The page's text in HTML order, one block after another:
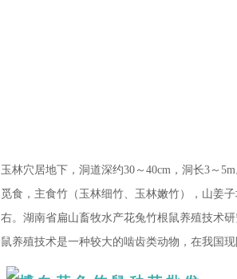
玉林穴居地下，洞道深约30～40cm，洞长3～
觅食，主食竹（玉林细竹、玉林嫩竹），山姜
右。湖南省扁山畜牧水产花兔竹根鼠养殖技术
鼠养殖技术是一种较大的啮齿类动物，在我国